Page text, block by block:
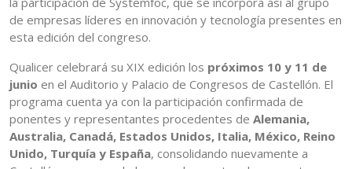
de empresas líderes en innovación y tecnología presentes en
esta edición del congreso.
Qualicer celebrará su XIX edición los próximos 10 y 11 de
junio en el Auditorio y Palacio de Congresos de Castellón. El
programa cuenta ya con la participación confirmada de
ponentes y representantes procedentes de Alemania,
Australia, Canadá, Estados Unidos, Italia, México, Reino
Unido, Turquía y España, consolidando nuevamente a